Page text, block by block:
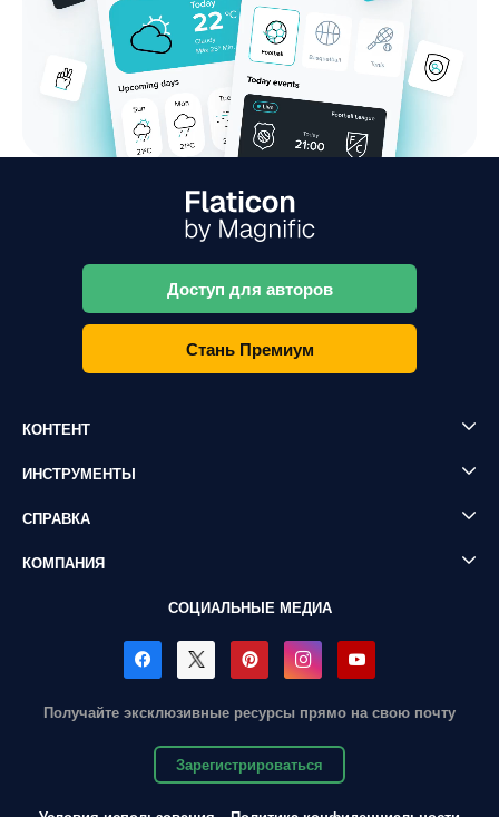
Доступ для авторов
Стань Премиум
КОНТЕНТ
ИНСТРУМЕНТЫ
СПРАВКА
КОМПАНИЯ
СОЦИАЛЬНЫЕ МЕДИА
Получайте эксклюзивные ресурсы прямо на свою почту
Зарегистрироваться